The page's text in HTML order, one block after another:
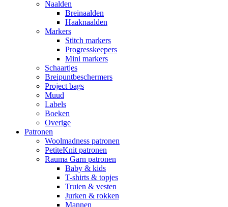
Naalden
Breinaalden
Haaknaalden
Markers
Stitch markers
Progresskeepers
Mini markers
Schaartjes
Breipuntbeschermers
Project bags
Muud
Labels
Boeken
Overige
Patronen
Woolmadness patronen
PetiteKnit patronen
Rauma Garn patronen
Baby & kids
T-shirts & topjes
Truien & vesten
Jurken & rokken
Mannen